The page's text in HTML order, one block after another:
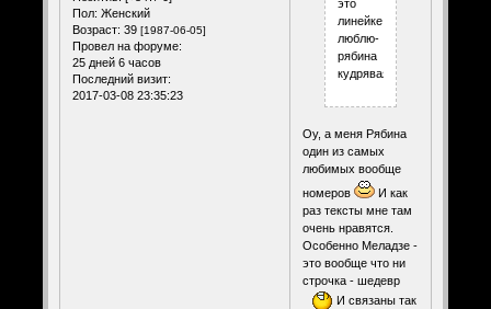
Пол: Женский
Возраст: 39 [1987-06-05]
Провел на форуме:
25 дней 6 часов
Последний визит:
2017-03-08 23:35:23
это
линейке
люблю-
рябина
кудрявая.)))
Оу, а меня Рябина
один из самых
любимых вообще
номеров
И как
раз тексты мне там
очень нравятся.
Особенно Меладзе -
это вообще что ни
строчка - шедевр
И связаны так